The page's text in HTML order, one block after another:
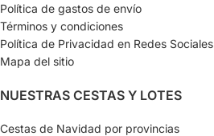
Política de gastos de envío
Términos y condiciones
Política de Privacidad en Redes Sociales
Mapa del sitio
NUESTRAS CESTAS Y LOTES
Cestas de Navidad por provincias